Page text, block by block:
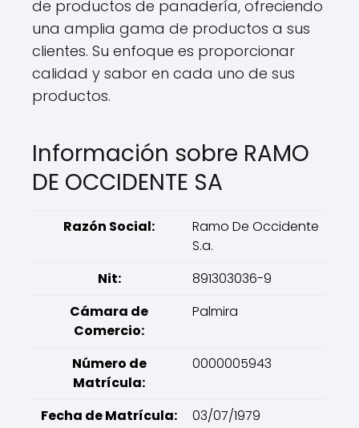
de productos de panadería, ofreciendo
una amplia gama de productos a sus
clientes. Su enfoque es proporcionar
calidad y sabor en cada uno de sus
productos.
Información sobre RAMO
DE OCCIDENTE SA
Razón Social:
Ramo De Occidente
S.a.
Nit:
891303036-9
Cámara de
Comercio:
Palmira
Número de
Matrícula:
0000005943
Fecha de Matrícula:
03/07/1979